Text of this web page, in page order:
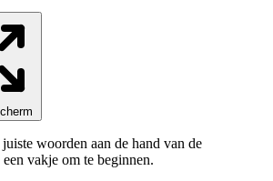
woorden aan de hand van de
vakje om te beginnen.